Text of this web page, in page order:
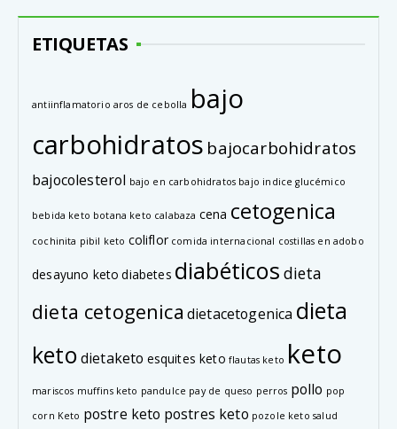
ETIQUETAS
antiinflamatorio aros de cebolla bajo
carbohidratos bajocarbohidratos
bajocolesterol bajo en carbohidratos bajo indice glucémico
bebida keto botana keto calabaza cena cetogenica
cochinita pibil keto coliflor comida internacional costillas en adobo
desayuno keto diabetes diabéticos dieta
dieta cetogenica dietacetogenica dieta
keto dietaketo esquites keto flautas keto keto
mariscos muffins keto pandulce pay de queso perros pollo pop
corn Keto postre keto postres keto pozole keto salud